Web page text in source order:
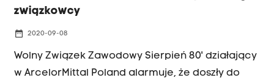
związkowcy
date_range 2020-09-08
Wolny Związek Zawodowy Sierpień 80' działający
w ArcelorMittal Poland alarmuje, że doszły do